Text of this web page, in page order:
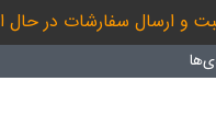
و ارسال سفارشات در حال